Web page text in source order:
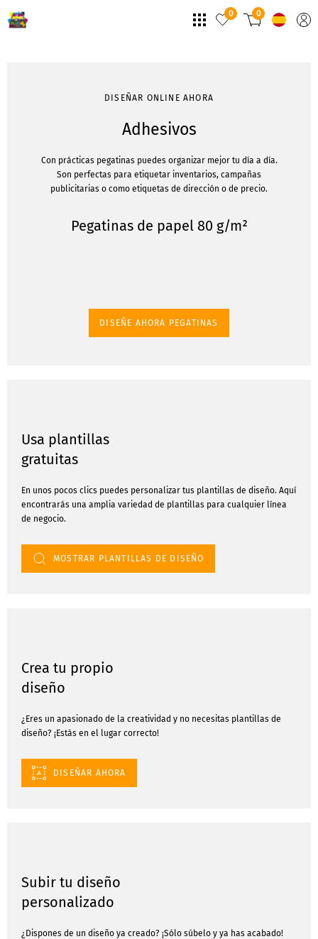
0 0
DISEÑAR ONLINE AHORA
Adhesivos
Con prácticas pegatinas puedes organizar mejor tu día a día.
Son perfectas para etiquetar inventarios, campañas
publicitarias o como etiquetas de dirección o de precio.
Pegatinas de papel 80 g/m²
DISEÑE AHORA PEGATINAS
Usa plantillas
gratuitas
En unos pocos clics puedes personalizar tus plantillas de diseño. Aquí
encontrarás una amplia variedad de plantillas para cualquier línea
de negocio.
MOSTRAR PLANTILLAS DE DISEÑO
Crea tu propio
diseño
¿Eres un apasionado de la creatividad y no necesitas plantillas de
diseño? ¡Estás en el lugar correcto!
DISEÑAR AHORA
Subir tu diseño
personalizado
¿Dispones de un diseño ya creado? ¡Sólo súbelo y ya has acabado!